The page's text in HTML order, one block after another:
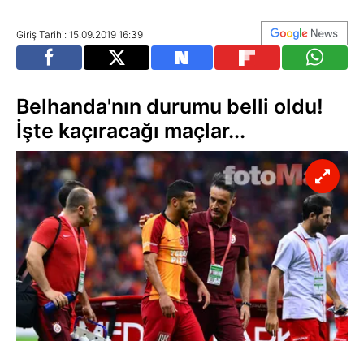
Giriş Tarihi: 15.09.2019 16:39
Belhanda'nın durumu belli oldu!
İşte kaçıracağı maçlar...